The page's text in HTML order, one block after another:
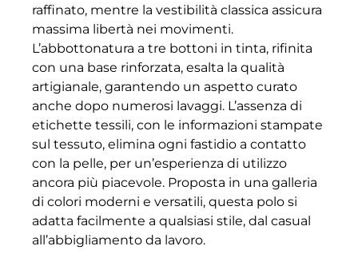
raffinato, mentre la vestibilità classica assicura
massima libertà nei movimenti.
L’abbottonatura a tre bottoni in tinta, rifinita
con una base rinforzata, esalta la qualità
artigianale, garantendo un aspetto curato
anche dopo numerosi lavaggi. L’assenza di
etichette tessili, con le informazioni stampate
sul tessuto, elimina ogni fastidio a contatto
con la pelle, per un’esperienza di utilizzo
ancora più piacevole. Proposta in una galleria
di colori moderni e versatili, questa polo si
adatta facilmente a qualsiasi stile, dal casual
all’abbigliamento da lavoro.